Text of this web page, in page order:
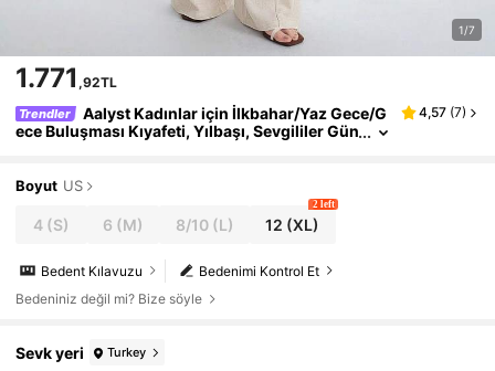
1/7
1.771 ,92TL
Trendler
Aalyst Kadınlar için İlkbahar/Yaz Gece/G
ece Buluşması Kıyafeti, Yılbaşı, Sevgililer Gün
eten Yaka Sargılı Belden Bağlamalı Kolsuz Üst + D
üz Paçalı Pileli Uzun Pantolon 2 Parça Takım, Cepl
i, Kayısı, Keten Rengi
4,57 (7)
Boyut US
4 (S) 6 (M) 8/10(L) 12 (XL)
2 left
Bedenimi Kontrol Et
Bedent Kılavuzu
Bedeniniz değil mi? Bize söyle
Sevk yeri Turkey